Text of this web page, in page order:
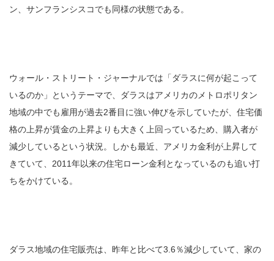
ン、サンフランシスコでも同様の状態である。
ウォール・ストリート・ジャーナルでは「ダラスに何が起こって
いるのか」というテーマで、ダラスはアメリカのメトロポリタン
地域の中でも雇用が過去2番目に強い伸びを示していたが、住宅価
格の上昇が賃金の上昇よりも大きく上回っているため、購入者が
減少しているという状況。しかも最近、アメリカ金利が上昇して
きていて、2011年以来の住宅ローン金利となっているのも追い打
ちをかけている。
ダラス地域の住宅販売は、昨年と比べて3.6％減少していて、家の